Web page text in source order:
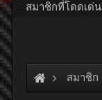
สมาชิก
สมาชิกที่โดดเด่น